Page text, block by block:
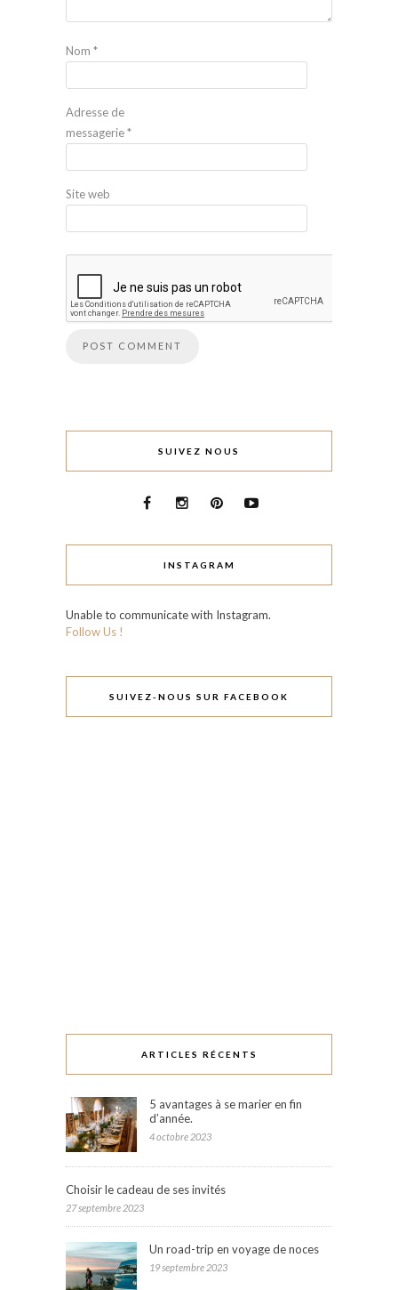
Nom *
Adresse de
messagerie*
Site web
SUIVEZ NOUS
INSTAGRAM
Unable to communicate with Instagram.
Follow Us !
SUIVEZ-NOUS SUR FACEBOOK
ARTICLES RÉCENTS
5 avantages à se marier en fin
d’année.
4 octobre 2023
Choisir le cadeau de ses invités
27 septembre 2023
Un road-trip en voyage de noces
19 septembre 2023